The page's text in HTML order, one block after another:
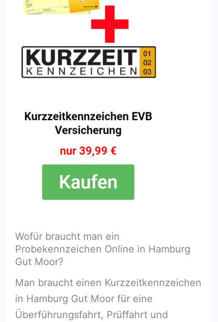
Wofür braucht man ein
Probekennzeichen Online in Hamburg
Gut Moor?
Man braucht einen Kurzzeitkennzeichen
in Hamburg Gut Moor für eine
Überführungsfahrt, Prüffahrt und